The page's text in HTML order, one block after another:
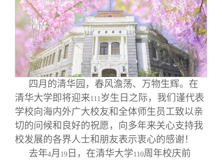
西南联大校友会
义工计划
新媒体平台
青春风采
校友文苑
校友讲坛
校友视界
信息化服务
三创大赛
实用信息
总会简介
会长致辞
总会章程
理事会名单
制度法规
关闭
四月的清华园，春风澹荡、万物生辉。在
清华大学即将迎来111 岁生日之际，我们谨代表
学校向海内外广大校友和全体师生员工致以亲
切的问候和良好的祝愿，向多年来关心支持我
校发展的各界人士和朋友表示衷心的感谢！
去年4月 19 日，在清华大学110周年校庆前